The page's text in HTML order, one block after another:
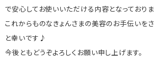
で安心してお使いいただける内容となっておりま
これからものなきょんさまの美容のお手伝いを
と幸いです♪
今後ともどうぞよろしくお願い申し上げます。